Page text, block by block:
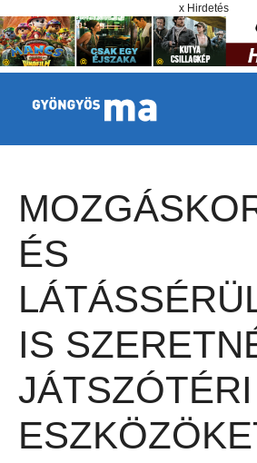
x Hirdetés
ÉS
IS
JÁTSZÓTÉRI